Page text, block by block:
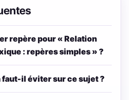
repère pour « Relation
: repères simples » ?
il éviter sur ce sujet ?